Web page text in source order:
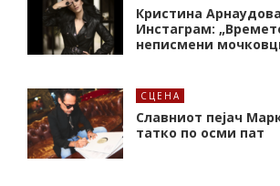
Кристина
Инстаграм:
неписмени
СЦЕНА
Славниот пејач
татко по осми пат